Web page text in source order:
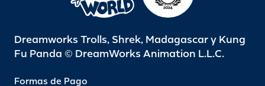
Dreamworks Trolls, Shrek, Madagascar y Kung
Fu Panda © DreamWorks Animation L.L.C.
Formas de Pago